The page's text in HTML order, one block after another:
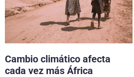
Cambio climático afecta
cada vez más África